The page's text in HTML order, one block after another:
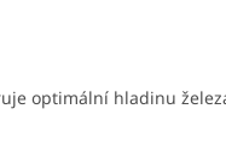
optimální hladinu